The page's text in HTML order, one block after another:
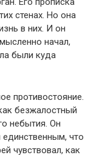
стенах. Но она
в них. И он
начал,
были куда
противостояние.
безжалостный
небытия. Он
единственным, что
чувствовал, как